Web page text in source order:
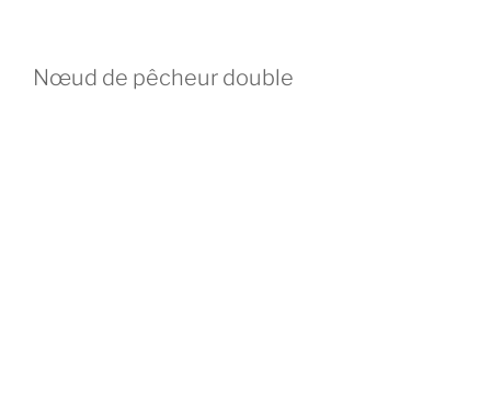
Nœud de pêcheur double